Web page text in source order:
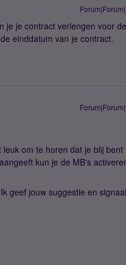
je je contract verlengen voor
einddatum van je contract.
om te horen dat je blij bent
aangeeft kun je de MB's
geef jouw suggestie en